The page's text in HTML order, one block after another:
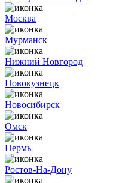
Москва
Мурманск
Нижний Новгород
Новокузнецк
Новосибирск
Омск
Пермь
Ростов-На-Дону